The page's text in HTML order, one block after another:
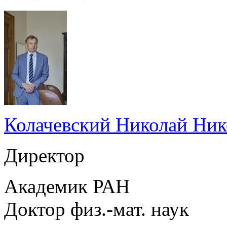
Колачевский Николай
Директор
Академик РАН
Доктор физ.-мат. наук